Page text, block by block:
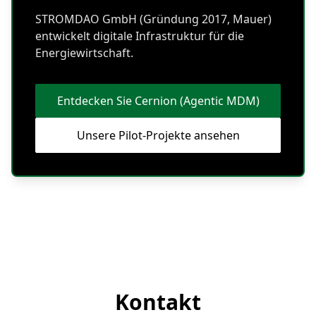
STROMDAO GmbH (Gründung 2017, Mauer)
entwickelt digitale Infrastruktur für die
Energiewirtschaft.
Entdecken Sie Cernion (Agentic MDM)
Unsere Pilot-Projekte ansehen
Kontakt